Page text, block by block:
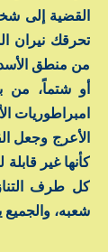
القضية إلى
تحرقك نيران
من منطق الأسد
أو شتماً، من
امبراطوريات
الأعرج وجعل
كأنها غير
كل طرف
شعبه، والجميع